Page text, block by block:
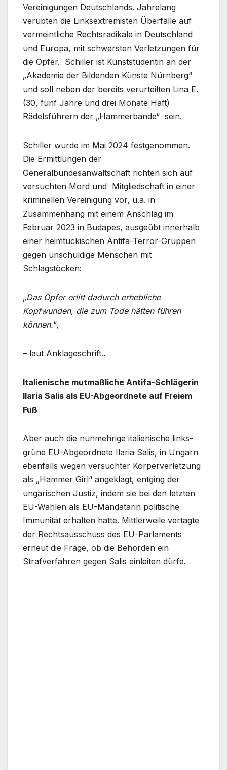
Vereinigungen Deutschlands. Jahrelang
verübten die Linksextremisten Überfälle auf
vermeintliche Rechtsradikale in Deutschland
und Europa, mit schwersten Verletzungen für
die Opfer. Schiller ist Kunststudentin an der
„Akademie der Bildenden Künste Nürnberg“
und soll neben der bereits verurteilten Lina E.
(30, fünf Jahre und drei Monate Haft)
Rädelsführern der „Hammerbande“ sein.
Schiller wurde im Mai 2024 festgenommen.
Die Ermittlungen der
Generalbundesanwaltschaft richten sich auf
versuchten Mord und Mitgliedschaft in einer
kriminellen Vereinigung vor, u.a. in
Zusammenhang mit einem Anschlag im
Februar 2023 in Budapes, ausgeübt innerhalb
einer heimtückischen Antifa-Terror-Gruppen
gegen unschuldige Menschen mit
Schlagstöcken:
„Das Opfer erlitt dadurch erhebliche
Kopfwunden, die zum Tode hätten führen
können.“,
– laut Anklageschrift..
Italienische mutmaßliche Antifa-Schlägerin
Ilaria Salis als EU-Abgeordnete auf Freiem
Fuß
Aber auch die nunmehrige italienische links-
grüne EU-Abgeordnete Ilaria Salis, in Ungarn
ebenfalls wegen versuchter Körperverletzung
als „Hammer Girl“ angeklagt, entging der
ungarischen Justiz, indem sie bei den letzten
EU-Wahlen als EU-Mandatarin politische
Immunität erhalten hatte. Mittlerweile vertagte
der Rechtsausschuss des EU-Parlaments
erneut die Frage, ob die Behörden ein
Strafverfahren gegen Salis einleiten dürfe.